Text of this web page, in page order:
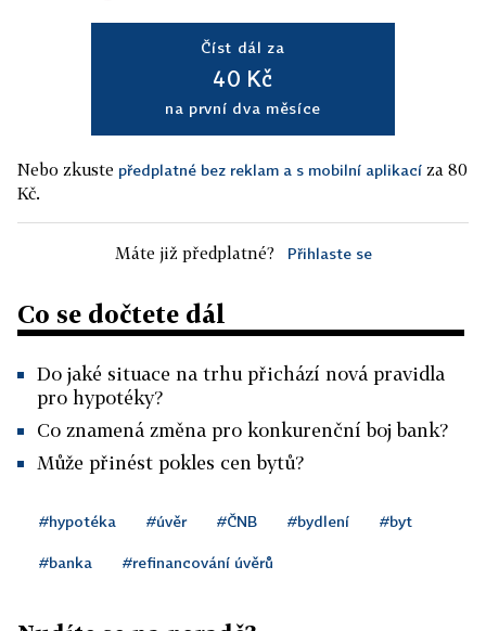
Číst dál za
40 Kč
na první dva měsíce
Nebo zkuste předplatné bez reklam a s mobilní aplikací za 80
Kč.
Máte již předplatné? Přihlaste se
Co se dočtete dál
Do jaké situace na trhu přichází nová pravidla
pro hypotéky?
Co znamená změna pro konkurenční boj bank?
Může přinést pokles cen bytů?
#hypotéka #úvěr #ČNB #bydlení #byt
#banka #refinancování úvěrů